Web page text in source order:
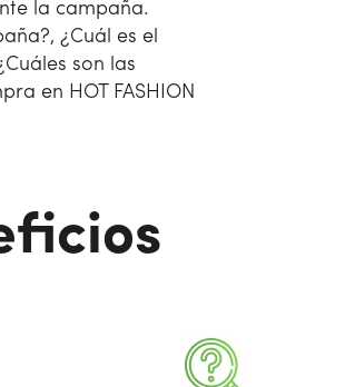
la campaña.
¿Cuál es el
son las
en HOT FASHION